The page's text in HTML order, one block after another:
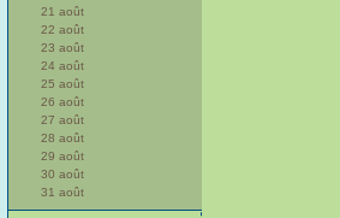
21 août
22 août
23 août
24 août
25 août
26 août
27 août
28 août
29 août
30 août
31 août